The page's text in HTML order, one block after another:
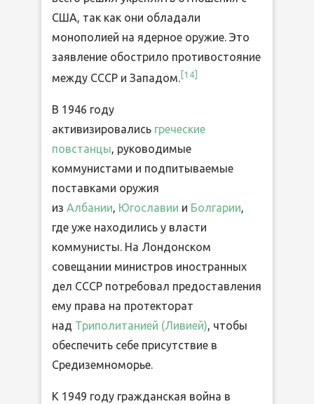
США, так как они обладали
монополией на ядерное оружие. Это
заявление обострило противостояние
между СССР и Западом. [14]
В 1946 году
активизировались греческие
повстанцы, руководимые
коммунистами и подпитываемые
поставками оружия
из Албании, Югославии и Болгарии,
где уже находились у власти
коммунисты. На Лондонском
совещании министров иностранных
дел СССР потребовал предоставления
ему права на протекторат
над Триполитанией (Ливией), чтобы
обеспечить себе присутствие в
Средиземноморье.
К 1949 году гражданская война в